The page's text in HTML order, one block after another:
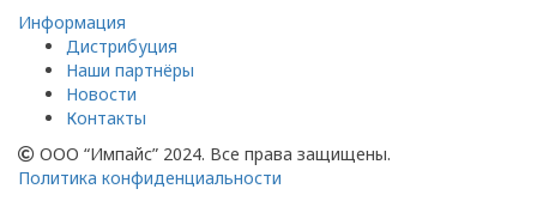
Информация
Дистрибуция
Наши партнёры
Новости
Контакты
ООО “Импайс” 2024. Все права защищены.
Политика конфиденциальности